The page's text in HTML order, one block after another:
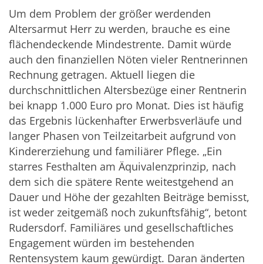
Um dem Problem der größer werdenden
Altersarmut Herr zu werden, brauche es eine
flächendeckende Mindestrente. Damit würde
auch den finanziellen Nöten vieler Rentnerinnen
Rechnung getragen. Aktuell liegen die
durchschnittlichen Altersbezüge einer Rentnerin
bei knapp 1.000 Euro pro Monat. Dies ist häufig
das Ergebnis lückenhafter Erwerbsverläufe und
langer Phasen von Teilzeitarbeit aufgrund von
Kindererziehung und familiärer Pflege. „Ein
starres Festhalten am Äquivalenzprinzip, nach
dem sich die spätere Rente weitestgehend an
Dauer und Höhe der gezahlten Beiträge bemisst,
ist weder zeitgemäß noch zukunftsfähig“, betont
Rudersdorf. Familiäres und gesellschaftliches
Engagement würden im bestehenden
Rentensystem kaum gewürdigt. Daran änderten